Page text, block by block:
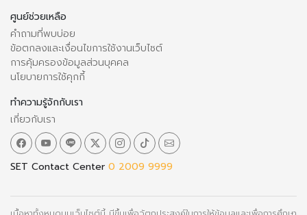
ศูนย์ช่วยเหลือ
คำถามที่พบบ่อย
ข้อตกลงและเงื่อนไขการใช้งานเว็บไซต์
การคุ้มครองข้อมูลส่วนบุคคล
นโยบายการใช้คุกกี้
ทำความรู้จักกับเรา
เกี่ยวกับเรา
SET Contact Center 0 2009 9999